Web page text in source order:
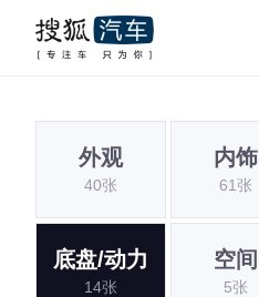
外观
40张
内饰
61张
底盘/动力
14张
空间
5张